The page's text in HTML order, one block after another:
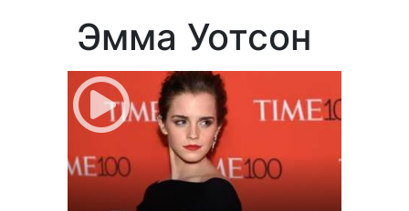
Эмма Уотсон